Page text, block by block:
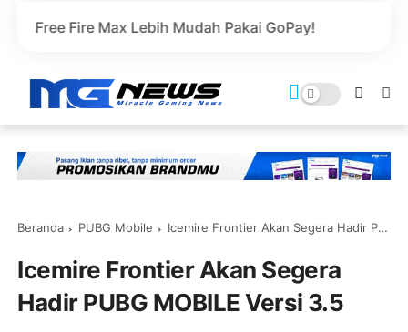
Lebih Mudah Pakai GoPay!
Beranda PUBG Mobile Icemire Frontier Akan Segera Hadir PUBG MOBILE Versi 3.5
Icemire Frontier Akan Segera
Hadir PUBG MOBILE Versi 3.5